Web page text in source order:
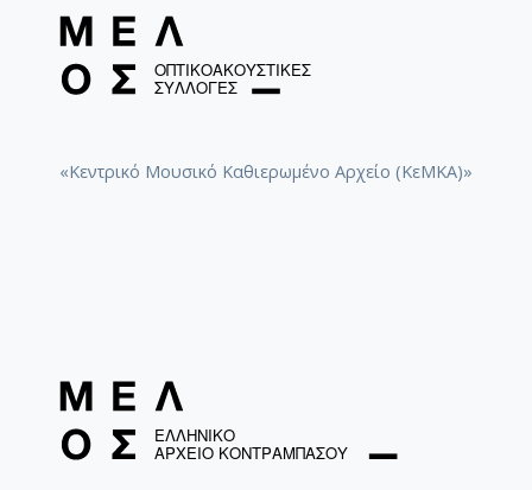
«Κεντρικό Μουσικό Καθιερωμένο Αρχείο (ΚεΜΚΑ)»